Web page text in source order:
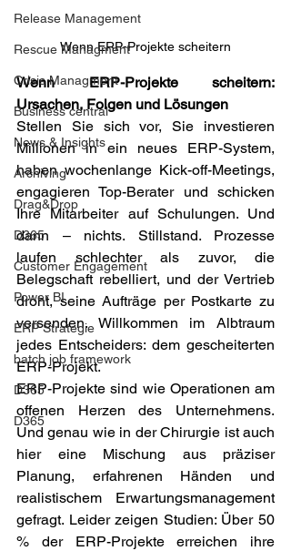
Release Management
Rescue Managment
Crisis Managment
Business central
News & Insights
Archiving
Drag&Drop
D365
Customer Engagement
Power BI
ERP Strategie
batch job framework
D365
D365
Wenn ERP-Projekte scheitern
Wenn ERP-Projekte scheitern:
Ursachen, Folgen und Lösungen
Stellen Sie sich vor, Sie investieren
Millionen in ein neues ERP-System,
haben wochenlange Kick-off-Meetings,
engagieren Top-Berater und schicken
Ihre Mitarbeiter auf Schulungen. Und
dann – nichts. Stillstand. Prozesse
laufen schlechter als zuvor, die
Belegschaft rebelliert, und der Vertrieb
droht, seine Aufträge per Postkarte zu
versenden. Willkommen im Albtraum
jedes Entscheiders: dem gescheiterten
ERP-Projekt.
ERP-Projekte sind wie Operationen am
offenen Herzen des Unternehmens.
Und genau wie in der Chirurgie ist auch
hier eine Mischung aus präziser
Planung, erfahrenen Händen und
realistischem Erwartungsmanagement
gefragt. Leider zeigen Studien: Über 50
% der ERP-Projekte erreichen ihre